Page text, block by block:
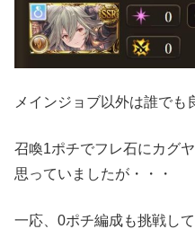
メインジョブ以外は誰でも
召喚1ポチでフレ石にカグ
思っていましたが・・・
一応、0ポチ編成も挑戦し